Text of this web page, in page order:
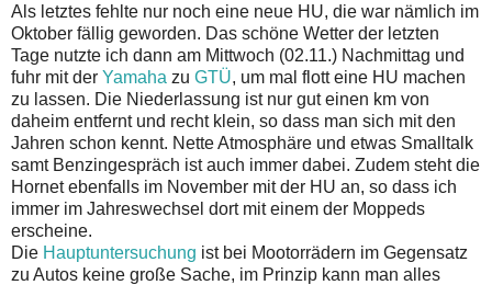
Als letztes fehlte nur noch eine neue HU, die war nämlich im
Oktober fällig geworden. Das schöne Wetter der letzten
Tage nutzte ich dann am Mittwoch (02.11.) Nachmittag und
fuhr mit der Yamaha zu GTÜ, um mal flott eine HU machen
zu lassen. Die Niederlassung ist nur gut einen km von
daheim entfernt und recht klein, so dass man sich mit den
Jahren schon kennt. Nette Atmosphäre und etwas Smalltalk
samt Benzingespräch ist auch immer dabei. Zudem steht die
Hornet ebenfalls im November mit der HU an, so dass ich
immer im Jahreswechsel dort mit einem der Moppeds
erscheine.
Die Hauptuntersuchung ist bei Mootorrädern im Gegensatz
zu Autos keine große Sache, im Prinzip kann man alles